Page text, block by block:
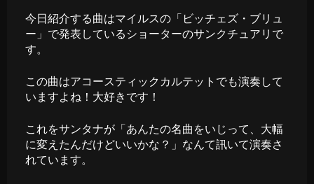
今日紹介する曲はマイルスの「ビッチェズ・ブリュ
ー」で発表しているショーターのサンクチュアリで
す。
この曲はアコースティックカルテットでも演奏して
いますよね！大好きです！
これをサンタナが「あんたの名曲をいじって、大幅
に変えたんだけどいいかな？」なんて訊いて演奏さ
れています。